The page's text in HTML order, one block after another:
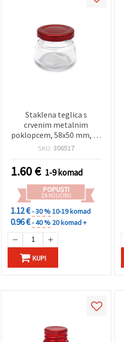
Staklena teglica s
crvenim metalnim
poklopcem, 58x50 mm, 50
ml, za hobi i DIY
SKU: 306517
1.60€ 1-9 komad
POPUSTI
ZA KOLIČINU
1.12 €- 30 %10-19 komad
0.96 €- 40 % 20 komad +
KUPI